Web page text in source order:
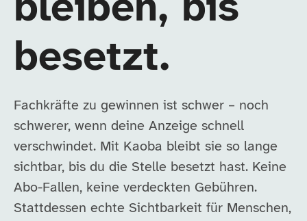
bleiben, bis
besetzt.
Fachkräfte zu gewinnen ist schwer – noch
schwerer, wenn deine Anzeige schnell
verschwindet. Mit Kaoba bleibt sie so lange
sichtbar, bis du die Stelle besetzt hast. Keine
Abo-Fallen, keine verdeckten Gebühren.
Stattdessen echte Sichtbarkeit für Menschen,